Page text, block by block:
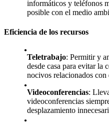
informáticos y teléfonos
posible con el medio
Eficiencia de los recursos
Teletrabajo: Permitir y
desde casa para evitar la
nocivos relacionados
Videoconferencias:
videoconferencias
desplazamiento